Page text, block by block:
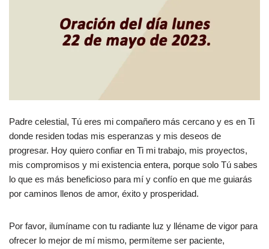
Padre celestial, Tú eres mi compañero más cercano y es en Ti
donde residen todas mis esperanzas y mis deseos de
progresar. Hoy quiero confiar en Ti mi trabajo, mis proyectos,
mis compromisos y mi existencia entera, porque solo Tú sabes
lo que es más beneficioso para mí y confío en que me guiarás
por caminos llenos de amor, éxito y prosperidad.
Por favor, ilumíname con tu radiante luz y lléname de vigor para
ofrecer lo mejor de mí mismo, permíteme ser paciente,